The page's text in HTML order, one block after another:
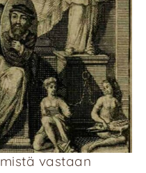
vastaan